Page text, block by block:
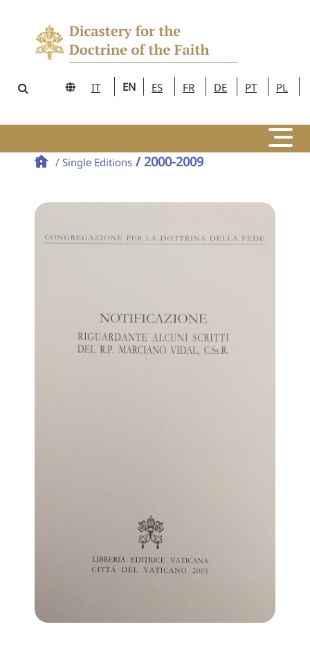
IT EN ES FR DE PT PL
/ Single Editions / 2000-2009